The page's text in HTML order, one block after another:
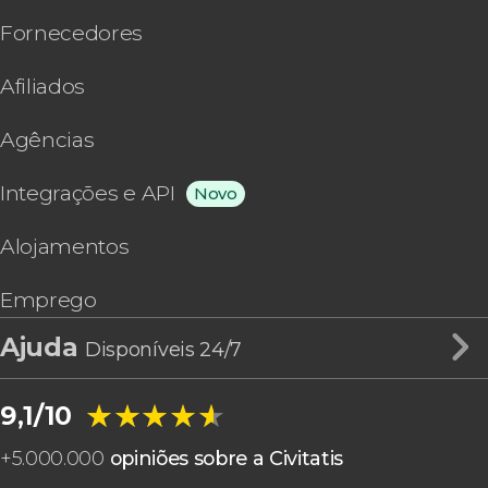
Fornecedores
Afiliados
Agências
Integrações e API Novo
Alojamentos
Emprego
Ajuda Disponíveis 24/7
9,1/10 ★★★★★
★★★★★
+5.000.000 opiniões sobre a Civitatis